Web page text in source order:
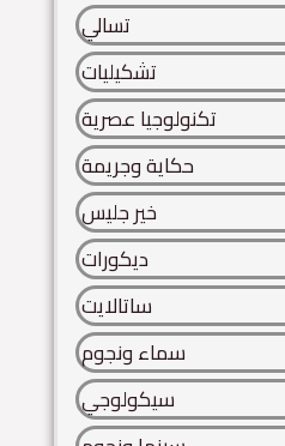
تسالي
تشكيليات
تكنولوجيا عصرية
حكاية وجريمة
خير جليس
ديكورات
ساتالايت
سماء ونجوم
سيكولوجي